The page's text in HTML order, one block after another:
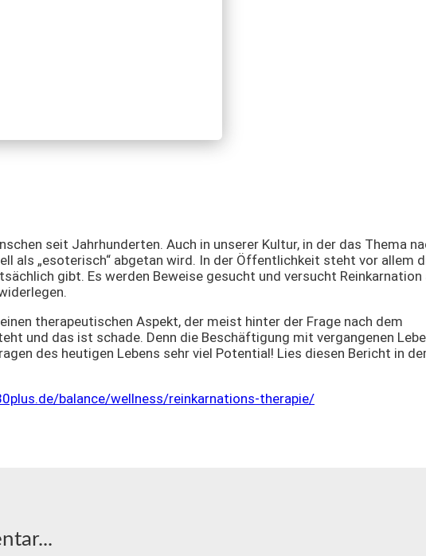
seit Jahrhunderten. Auch in unserer Kultur, in der das Thema
als „esoterisch“ abgetan wird. In der Öffentlichkeit steht vor allem
gibt. Es werden Beweise gesucht und versucht Reinkarnation
therapeutischen Aspekt, der meist hinter der Frage nach dem
und das ist schade. Denn die Beschäftigung mit vergangenen
des heutigen Lebens sehr viel Potential! Lies diesen Bericht in
balance/wellness/reinkarnations-therapie/